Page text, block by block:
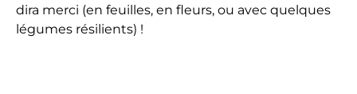
dira merci (en feuilles, en fleurs, ou avec quelques
légumes résilients) !